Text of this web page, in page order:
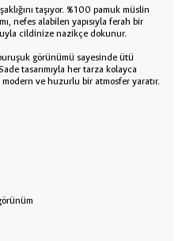
taşıyor. %100 pamuk müslin
nefes alabilen yapısıyla ferah bir
cildinize nazikçe dokunur.
görünümü sayesinde ütü
tasarımıyla her tarza kolayca
ve huzurlu bir atmosfer yaratır.